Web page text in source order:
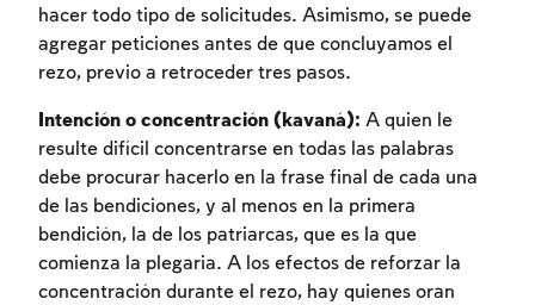
hacer todo tipo de solicitudes. Asimismo, se puede
agregar peticiones antes de que concluyamos el
rezo, previo a retroceder tres pasos.
Intención o concentración (kavaná): A quien le
resulte difícil concentrarse en todas las palabras
debe procurar hacerlo en la frase final de cada una
de las bendiciones, y al menos en la primera
bendición, la de los patriarcas, que es la que
comienza la plegaria. A los efectos de reforzar la
concentración durante el rezo, hay quienes oran
Inscripcion requerida
Para marcar lo estudiado debe conectarse
a su cuenta o inscribirse.
Inscripcion Conectarse